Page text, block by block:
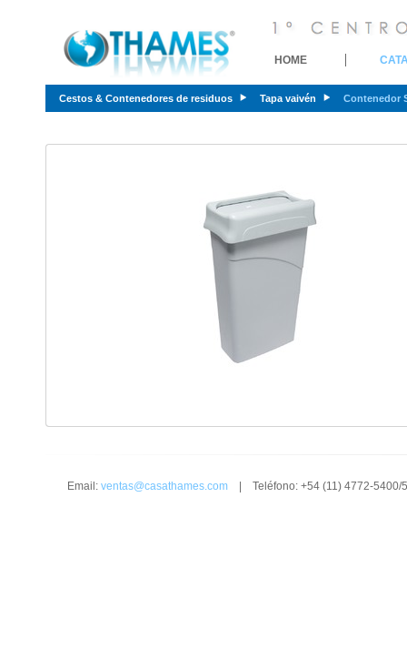
HOME
Cestos & Contenedores de residuos Tapa vaivén Contenedor
Email: ventas@casathames.com| Teléfono: +54 (11) 4772-